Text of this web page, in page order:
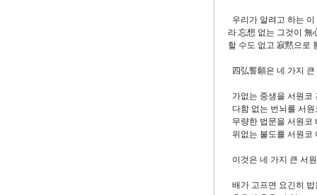
우리가 알려고 하는
라 忘想 없는 그것이 無
할 수도 없고 寂黙으로
四弘誓願은 네 가지 큰
가없는 중생을 서원코
다함 없는 번뇌를 서
무량한 법문을 서원코
위없는 불도를 서원코
이것은 네 가지 큰 서
배가 고프면 요긴히 밥